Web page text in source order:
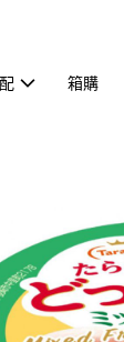
箱購